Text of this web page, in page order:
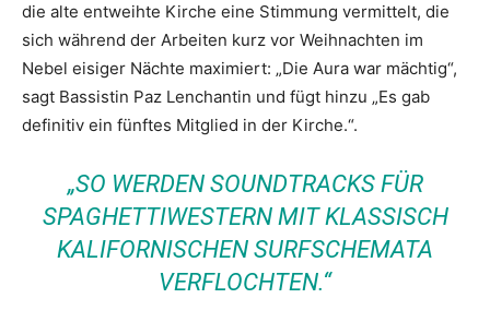
die alte entweihte Kirche eine Stimmung vermittelt, die
sich während der Arbeiten kurz vor Weihnachten im
Nebel eisiger Nächte maximiert: „Die Aura war mächtig“,
sagt Bassistin Paz Lenchantin und fügt hinzu „Es gab
definitiv ein fünftes Mitglied in der Kirche.“.
„SO WERDEN SOUNDTRACKS FÜR
SPAGHETTIWESTERN MIT KLASSISCH
KALIFORNISCHEN SURFSCHEMATA
VERFLOCHTEN.“